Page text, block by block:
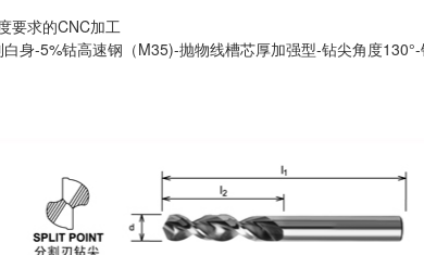
要求的CNC加工
身-5%钴高速钢（M35)-抛物线槽芯厚加强型-钻尖角度